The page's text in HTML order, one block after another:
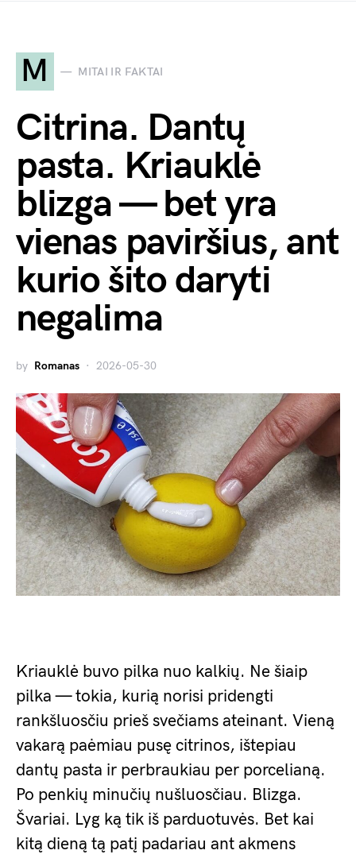
M MITAI IR FAKTAI
Citrina. Dantų
pasta. Kriauklė
blizga — bet yra
vienas paviršius, ant
kurio šito daryti
negalima
by Romanas 2026-05-30
Kriauklė buvo pilka nuo kalkių. Ne šiaip
pilka — tokia, kurią norisi pridengti
rankšluosčiu prieš svečiams ateinant. Vieną
vakarą paėmiau pusę citrinos, ištepiau
dantų pasta ir perbraukiau per porcelianą.
Po penkių minučių nušluosčiau. Blizga.
Švariai. Lyg ką tik iš parduotuvės. Bet kai
kitą dieną tą patį padariau ant akmens